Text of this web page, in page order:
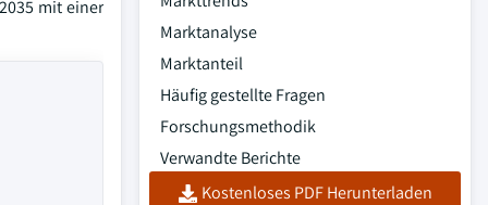
mit einer
Marktanalyse
Marktanteil
Häufig gestellte Fragen
Forschungsmethodik
Verwandte Berichte
Kostenloses PDF Herunterladen